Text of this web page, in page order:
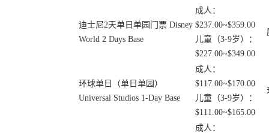
迪士尼2天单日单园门票 Disney
World 2 Days Base
成人：
$237.00~$359.00
儿童（3-9岁）：
$227.00~$349.00
环球单日（单日单园）
Universal Studios 1-Day Base
成人：
$117.00~$170.00
儿童（3-9岁）：
$111.00~$165.00
成人：